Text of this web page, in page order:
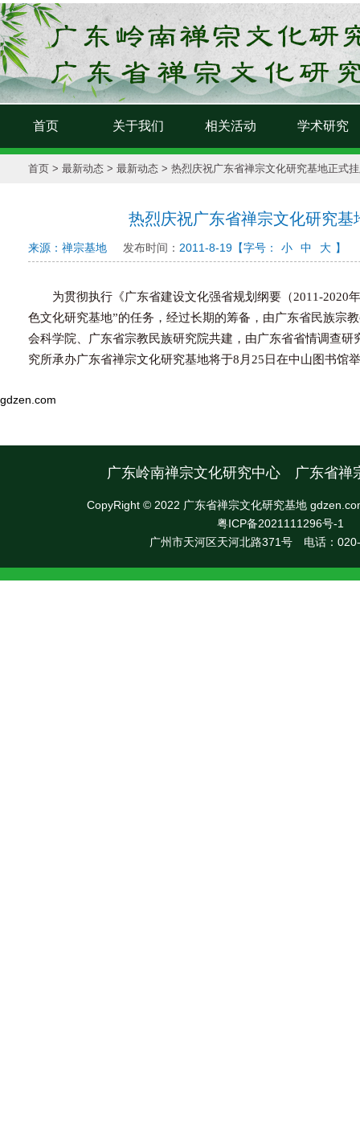
首页 关于我们 相关活动 学术研究
首页 > 最新动态 > 最新动态 > 热烈庆祝广东省禅宗文化研究基地正式
热烈庆祝广东省禅宗文化研究基
来源：禅宗基地 发布时间： 2011-8-19 【字号： 小 中 大 】
为贯彻执行《广东省建设文化强省规划纲要（2011-2020
色文化研究基地”的任务， 经过长期的筹备， 由广东省民族宗
会科学院、广东省宗教民族研究院共建，由广东省省情调查研
究所承办广东省禅宗文化研究基地将于8月25日在中山图书馆
gdzen.com
广东岭南禅宗文化研究中心 广东省禅
CopyRight © 2022 广东省禅宗文化研究基地
粤ICP备2021111296号-1
广州市天河区天河北路371号 电话：